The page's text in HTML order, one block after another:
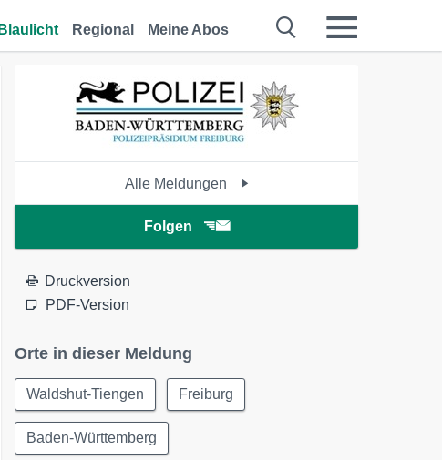
Blaulicht Regional Meine Abos
Alle Meldungen
Folgen
Druckversion
PDF-Version
Orte in dieser Meldung
Waldshut-Tiengen Freiburg
Baden-Württemberg